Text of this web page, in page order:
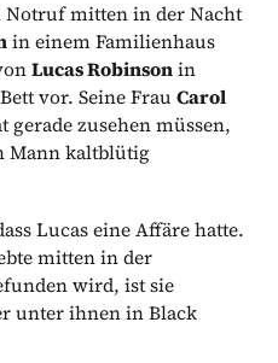
mitten in der Nacht
in einem Familienhaus
Lucas Robinsonin
vor. Seine FrauCarol
gerade zusehen müssen,
Mann kaltblütig
Lucas eine Affäre hatte.
mitten in der
wird, ist sie
unter ihnen in Black